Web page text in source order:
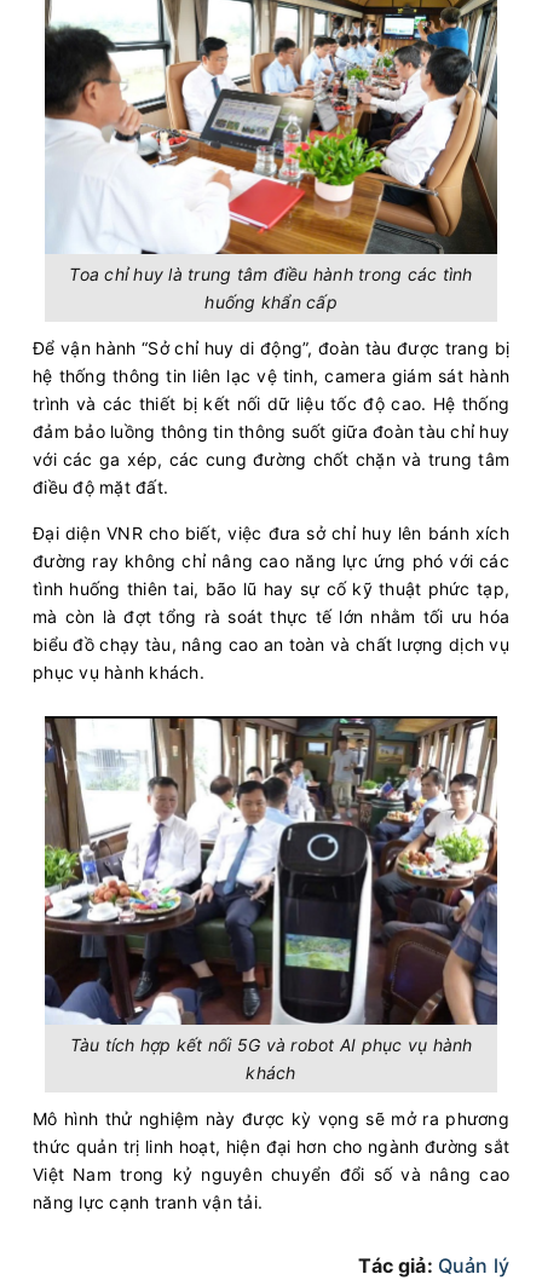
Toa chỉ huy là trung tâm điều hành trong các tình
huống khẩn cấp
Để vận hành “Sở chỉ huy di động”, đoàn tàu được trang bị
hệ thống thông tin liên lạc vệ tinh, camera giám sát hành
trình và các thiết bị kết nối dữ liệu tốc độ cao. Hệ thống
đảm bảo luồng thông tin thông suốt giữa đoàn tàu chỉ huy
với các ga xép, các cung đường chốt chặn và trung tâm
điều độ mặt đất.
Đại diện VNR cho biết, việc đưa sở chỉ huy lên bánh xích
đường ray không chỉ nâng cao năng lực ứng phó với các
tình huống thiên tai, bão lũ hay sự cố kỹ thuật phức tạp,
mà còn là đợt tổng rà soát thực tế lớn nhằm tối ưu hóa
biểu đồ chạy tàu, nâng cao an toàn và chất lượng dịch vụ
phục vụ hành khách.
Tàu tích hợp kết nối 5G và robot AI phục vụ hành
khách
Mô hình thử nghiệm này được kỳ vọng sẽ mở ra phương
thức quản trị linh hoạt, hiện đại hơn cho ngành đường sắt
Việt Nam trong kỷ nguyên chuyển đổi số và nâng cao
năng lực cạnh tranh vận tải.
Tác giả: Quản lý